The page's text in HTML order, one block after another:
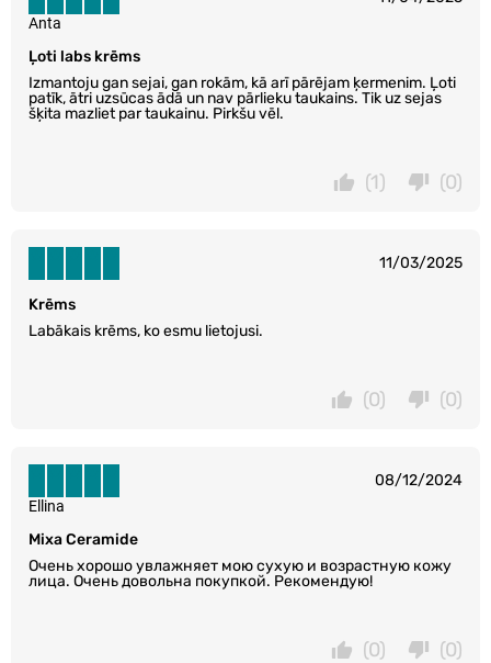
Ļoti labs krēms
Izmantoju gan sejai, gan rokām, kā arī pārējam ķermenim. Ļoti
patīk, ātri uzsūcas ādā un nav pārlieku taukains. Tik uz sejas
šķita mazliet par taukainu. Pirkšu vēl.
Anta
(0)
(1)
11/03/2025
Krēms
Labākais krēms, ko esmu lietojusi.
(0)
(0)
08/12/2024
Mixa Ceramide
Очень хорошо увлажняет мою сухую и возрастную кожу
лица. Очень довольна покупкой. Рекомендую!
Ellina
(0)
(0)